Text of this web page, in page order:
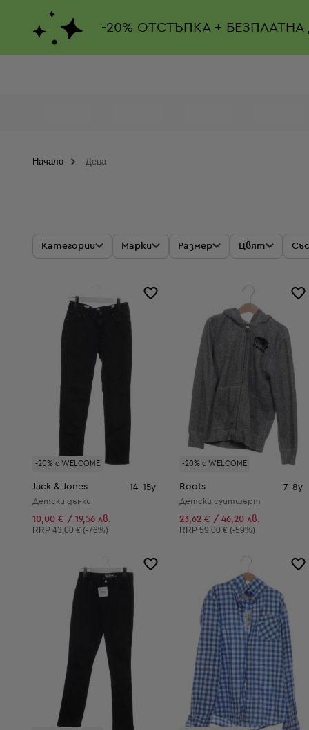
-20% ОТСТЪПКА +
Начало Деца
Категории Марки Размер Цвят
-20% с WELCOME
Jack & Jones 14-15y
Детски дънки
10,00 € / 19,56 лв.
Препоръчителна цена:
RRP 43,00 € (-76%)
-20% с WELCOME
Roots 7-8y
Детски суитшърт
23,62 € / 46,20 лв.
Препоръчителна цена:
RRP59,00 € (-59%)